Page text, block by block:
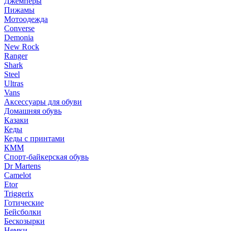
Пижамы
Мотоодежда
Converse
Demonia
New Rock
Ranger
Shark
Steel
Ultras
Vans
Аксессуары для обуви
Домашняя обувь
Казаки
Кеды
Кеды с принтами
КММ
Спорт-байкерская обувь
Dr Martens
Camelot
Etor
Triggerix
Готические
Бейсболки
Бескозырки